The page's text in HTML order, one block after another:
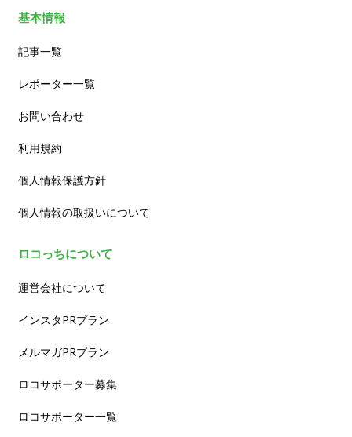
基本情報
記事一覧
レポーター一覧
お問い合わせ
利用規約
個人情報保護方針
個人情報の取扱いについて
ロコっちについて
運営会社について
インスタPRプラン
メルマガPRプラン
ロコサポーター募集
ロコサポーター一覧